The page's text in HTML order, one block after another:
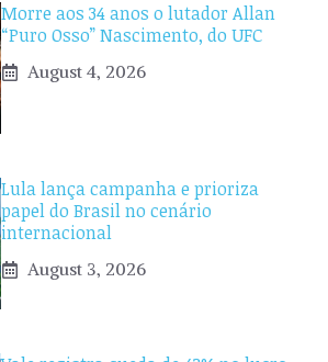
Morre aos 34 anos o lutador Allan
“Puro Osso” Nascimento, do UFC
August 4, 2026
Lula lança campanha e prioriza
papel do Brasil no cenário
internacional
August 3, 2026